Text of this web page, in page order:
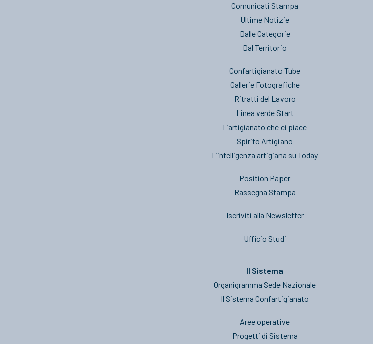
Comunicati Stampa
Ultime Notizie
Dalle Categorie
Dal Territorio
Confartigianato Tube
Gallerie Fotografiche
Ritratti del Lavoro
Linea verde Start
L’artigianato che ci piace
Spirito Artigiano
L’intelligenza artigiana su Today
Position Paper
Rassegna Stampa
Iscriviti alla Newsletter
Ufficio Studi
Il Sistema
Organigramma Sede Nazionale
Il Sistema Confartigianato
Aree operative
Progetti di Sistema